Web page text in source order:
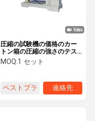
圧縮の試験機の価格のカー
トン箱の圧縮の強さのテス
ターを囲んで下さい
MOQ:1 セット
ベストプラ
連絡先